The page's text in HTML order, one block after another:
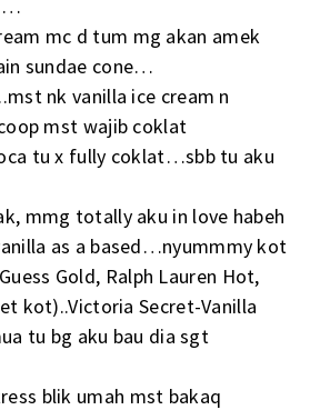
mc d tum mg akan amek
sundae cone…
nk vanilla ice cream n
mst wajib coklat
tu x fully coklat…sbb tu aku
mmg totally aku in love habeh
as a based…nyummmy kot
Gold, Ralph Lauren Hot,
kot)..Victoria Secret-Vanilla
tu bg aku bau dia sgt
blik umah mst bakaq